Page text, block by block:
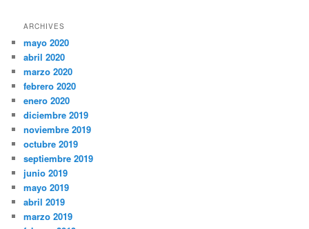
ARCHIVES
mayo 2020
abril 2020
marzo 2020
febrero 2020
enero 2020
diciembre 2019
noviembre 2019
octubre 2019
septiembre 2019
junio 2019
mayo 2019
abril 2019
marzo 2019